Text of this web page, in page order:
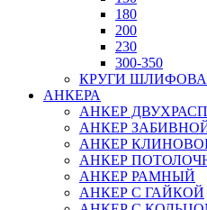
180
200
230
300-350
КРУГИ
АНКЕРА
АНКЕР
АНКЕР
АНКЕР
АНКЕР
АНКЕР РАМНЫЙ
АНКЕР С ГАЙКОЙ